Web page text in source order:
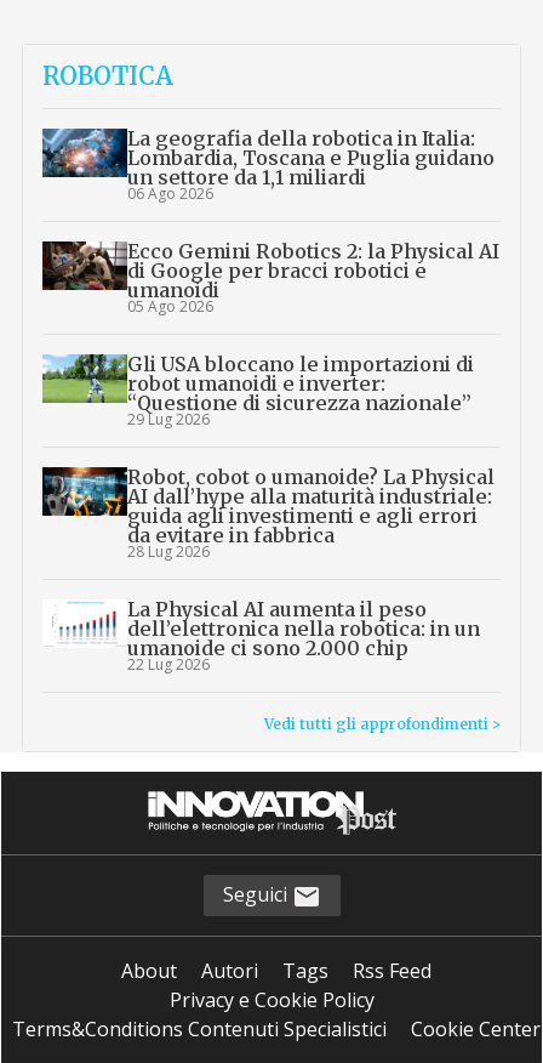
ROBOTICA
La geografia della robotica in Italia:
Lombardia, Toscana e Puglia guidano
un settore da 1,1 miliardi
06 Ago 2026
Ecco Gemini Robotics 2: la Physical AI
di Google per bracci robotici e
umanoidi
05 Ago 2026
Gli USA bloccano le importazioni di
robot umanoidi e inverter:
“Questione di sicurezza nazionale”
29 Lug 2026
Robot, cobot o umanoide? La Physical
AI dall’hype alla maturità industriale:
guida agli investimenti e agli errori
da evitare in fabbrica
28 Lug 2026
La Physical AI aumenta il peso
dell’elettronica nella robotica: in un
umanoide ci sono 2.000 chip
22 Lug 2026
Vedi tutti gli approfondimenti >
Seguici
About Autori Tags
Rss Feed
Privacy e Cookie Policy
Terms&Conditions Contenuti Specialistici
Cookie Center